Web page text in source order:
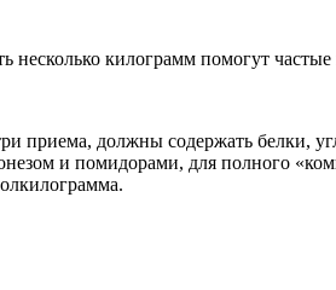
несколько килограмм помогут
приема, должны содержать белки,
и помидорами, для полного